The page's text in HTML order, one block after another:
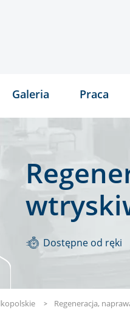
Galeria Praca
Dostępne od ręki
Regeneracja,